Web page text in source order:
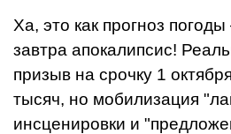
Ха, это как прогноз
завтра апокалипсис!
призыв на срочку 1
тысяч, но мобилизация
инсценировки и